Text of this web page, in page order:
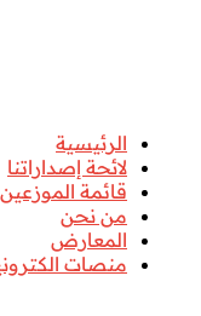
الرئيسية
لائحة إصداراتنا
قائمة الموزعين
من نحن
المعارض
منصات